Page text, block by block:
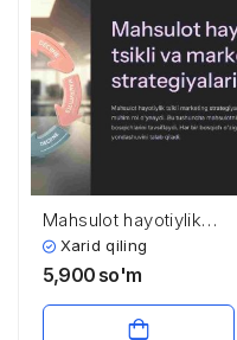
Mahsulot hayotiylik
tsikli va marketing
strategiyalari
Xarid qiling
5,900 so'm